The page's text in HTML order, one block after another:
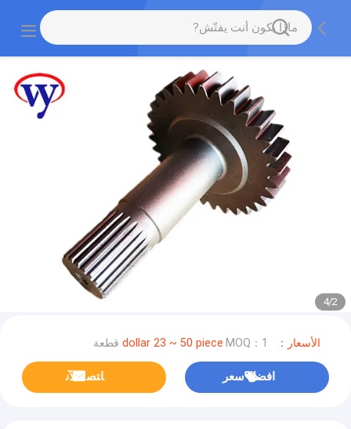
2
/
4
الأسعار：dollar 23 ~ 50 piece MOQ：1 قطعة
افضل سعر ﺎﺘﺼﻟ ﺍﻶﻧ